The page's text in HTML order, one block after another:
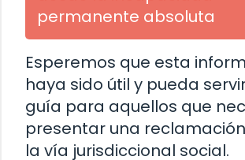
permanente absoluta
Esperemos que esta
haya sido útil y pueda
guía para aquellos que
presentar una
la vía jurisdiccional social.